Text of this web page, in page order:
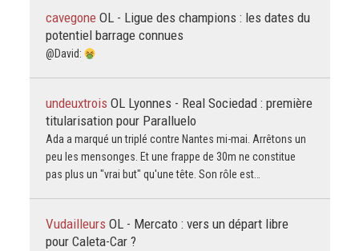
cavegone OL - Ligue des champions : les dates du
potentiel barrage connues
@David:
undeuxtrois OL Lyonnes - Real Sociedad : première
titularisation pour Paralluelo
Ada a marqué un triplé contre Nantes mi-mai. Arrêtons un
peu les mensonges. Et une frappe de 30m ne constitue
pas plus un "vrai but" qu'une tête. Son rôle est…
Vudailleurs OL - Mercato : vers un départ libre
pour Caleta-Car ?